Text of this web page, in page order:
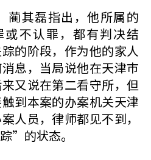
蔺其磊指出，他所属的
或不认罪，都有判决结
的阶段，作为他的家人
息，当局说他在天津巿
又说在第二看守所，但
到本案的办案机关天津
人员，律师都见不到，
”的状态。